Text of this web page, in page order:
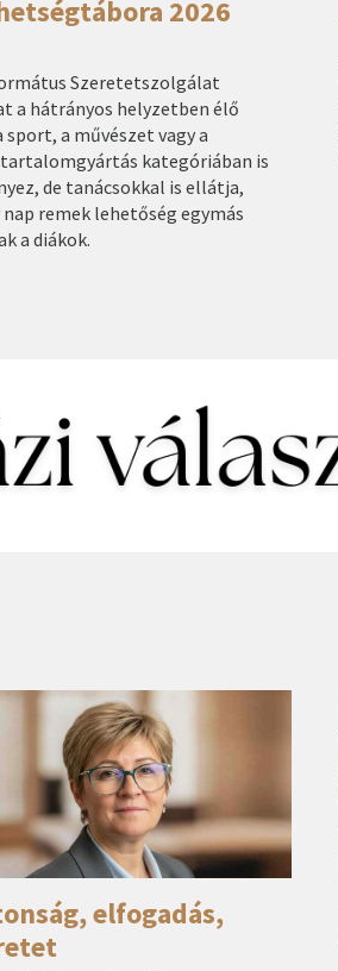
2026
Szeretetszolgálat
a hátrányos helyzetben élő
a művészet vagy a
kategóriában is
de tanácsokkal is ellátja,
remek lehetőség egymás
a diákok.
elfogadás,